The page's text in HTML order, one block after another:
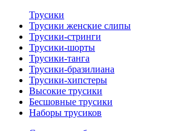
Трусики
Трусики женские слипы
Трусики-стринги
Трусики-шорты
Трусики-танга
Трусики-бразилиана
Трусики-хипстеры
Высокие трусики
Бесшовные трусики
Наборы трусиков